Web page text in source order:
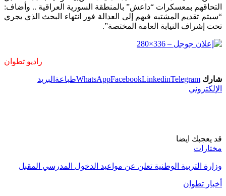
التحاقهم بمعسكرات “داعش” بالمنطقة السورية العراقية .. وأضاف:
“سيتم تقديم المشتبه فيهم إلى العدالة فور انتهاء البحث الذي يجري
تحت إشراف النيابة العامة المختصة”.
راديو تطوان
شارك WhatsAppFacebookLinkedinTelegram طباعة البريد
الإلكتروني
قد يعجبك ايضا
مختارات
وزارة التربية الوطنية تعلن عن مواعيد الدخول المدرسي المقبل
أخبار تطوان